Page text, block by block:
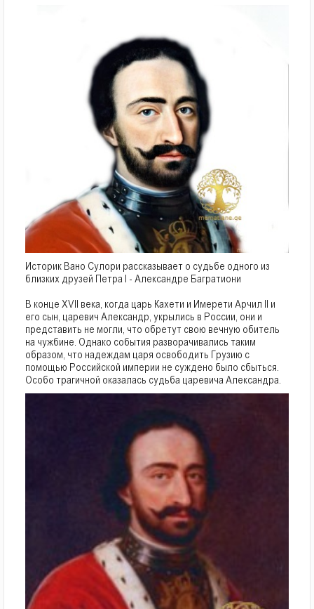
Историк Вано Сулори рассказывает о судьбе одного из
близких друзей Петра I - Александре Багратиони
В конце XVII века, когда царь Кахети и Имерети Арчил II и
его сын, царевич Александр, укрылись в России, они и
представить не могли, что обретут свою вечную обитель
на чужбине. Однако события разворачивались таким
образом, что надеждам царя освободить Грузию с
помощью Российской империи не суждено было сбыться.
Особо трагичной оказалась судьба царевича Александра.